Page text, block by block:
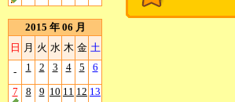
2015 年 06 月
日 月 火 水 木 金 土
- 1 2 3 4 5 6
7 8 9 10 11 12 13